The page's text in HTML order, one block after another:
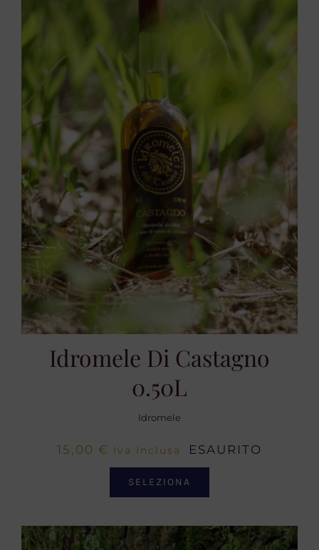
Idromele Di Castagno
0.50L
Idromele
15,00 € Iva Inclusa ESAURITO
SELEZIONA